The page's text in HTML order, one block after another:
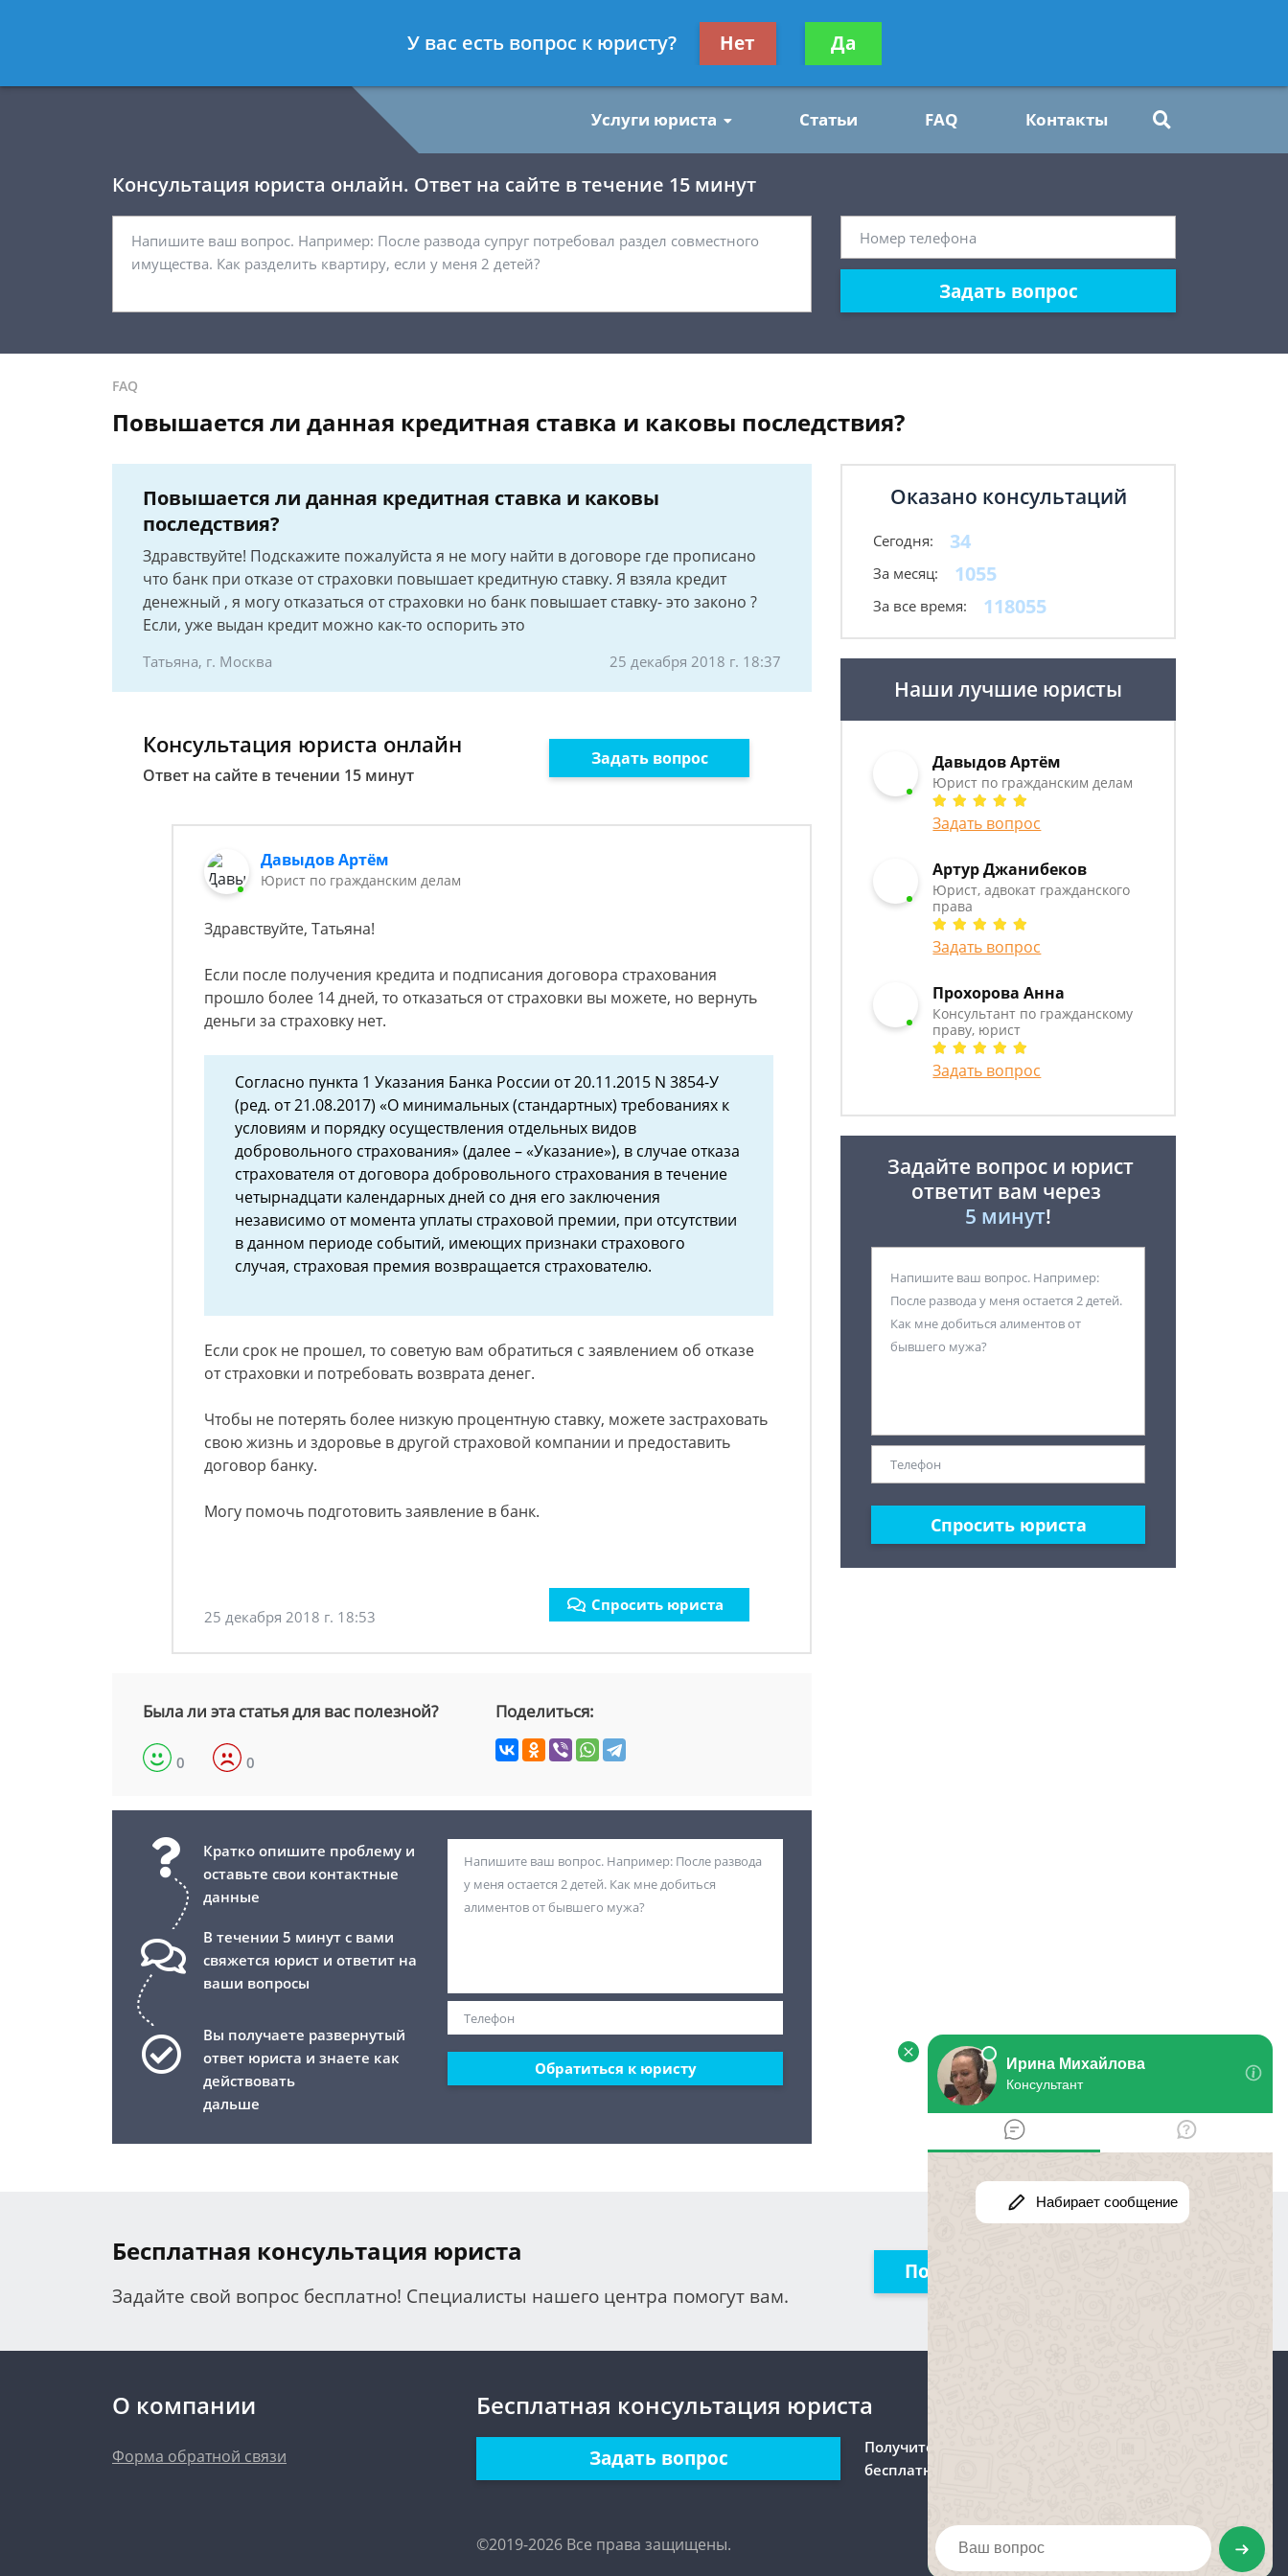
- Юрист по гражданским делам
Получите консультацию
бесплатно
Услуги юриста Статьи FAQ Контакты
Консультация юриста онлайн. Ответ на сайте в течение 15 минут
Задать вопрос
FAQ
Повышается ли данная кредитная ставка и каковы последствия?
Повышается ли данная кредитная ставка и каковы
последствия?
Здравствуйте! Подскажите пожалуйста я не могу найти в договоре где прописано
что банк при отказе от страховки повышает кредитную ставку. Я взяла кредит
денежный , я могу отказаться от страховки но банк повышает ставку- это законо ?
Если, уже выдан кредит можно как-то оспорить это
Татьяна, г. Москва 25 декабря 2018 г. 18:37
Консультация юриста онлайн
Ответ на сайте в течении 15 минут
Задать вопрос
Давыдов Артём
Юрист по гражданским делам
Здравствуйте, Татьяна!
Если после получения кредита и подписания договора страхования
прошло более 14 дней, то отказаться от страховки вы можете, но вернуть
деньги за страховку нет.
Согласно пункта 1 Указания Банка России от 20.11.2015 N 3854-У
(ред. от 21.08.2017) «О минимальных (стандартных) требованиях к
условиям и порядку осуществления отдельных видов
добровольного страхования» (далее – «Указание»), в случае отказа
страхователя от договора добровольного страхования в течение
четырнадцати календарных дней со дня его заключения
независимо от момента уплаты страховой премии, при отсутствии
в данном периоде событий, имеющих признаки страхового
случая, страховая премия возвращается страхователю.
Если срок не прошел, то советую вам обратиться с заявлением об отказе
от страховки и потребовать возврата денег.
Чтобы не потерять более низкую процентную ставку, можете застраховать
свою жизнь и здоровье в другой страховой компании и предоставить
договор банку.
Могу помочь подготовить заявление в банк.
25 декабря 2018 г. 18:53
Спросить юриста
Была ли эта статья для вас полезной?
0 0
Поделиться:
Кратко опишите проблему и
оставьте свои контактные
данные
В течении 5 минут с вами
свяжется юрист и ответит на
ваши вопросы
Вы получаете развернутый
ответ юриста и знаете как
действовать
дальше
Обратиться к юристу
Оказано консультаций
Сегодня: 34
За месяц: 1055
За все время: 118055
Наши лучшие юристы
Давыдов Артём
Юрист по гражданским делам
Задать вопрос
Артур Джанибеков
Юрист, адвокат гражданского
права
Задать вопрос
Прохорова Анна
Консультант по гражданскому
праву, юрист
Задать вопрос
Задайте вопрос и юрист
ответит вам через
5 минут!
Спросить юриста
Бесплатная консультация юриста
Задайте свой вопрос бесплатно! Специалисты нашего центра помогут вам.
Получить консультацию
О компании
Форма обратной связи
Бесплатная консультация юриста
Задать вопрос
Получите консультацию
бесплатно
©2019-2026 Все права защищены.
У вас есть вопрос к юристу? Нет Да